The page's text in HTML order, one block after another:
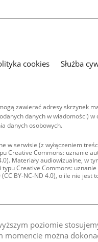
poziomie
momencie można
cookies Służba
zawierać adresy skrzynek
danych w wiadomości)
danych osobowych.
w serwisie (z wyłączeniem
Creative Commons: uznanie
Materiały audiowizualne, w
Creative Commons:
BY-NC-ND 4.0), o ile nie jest